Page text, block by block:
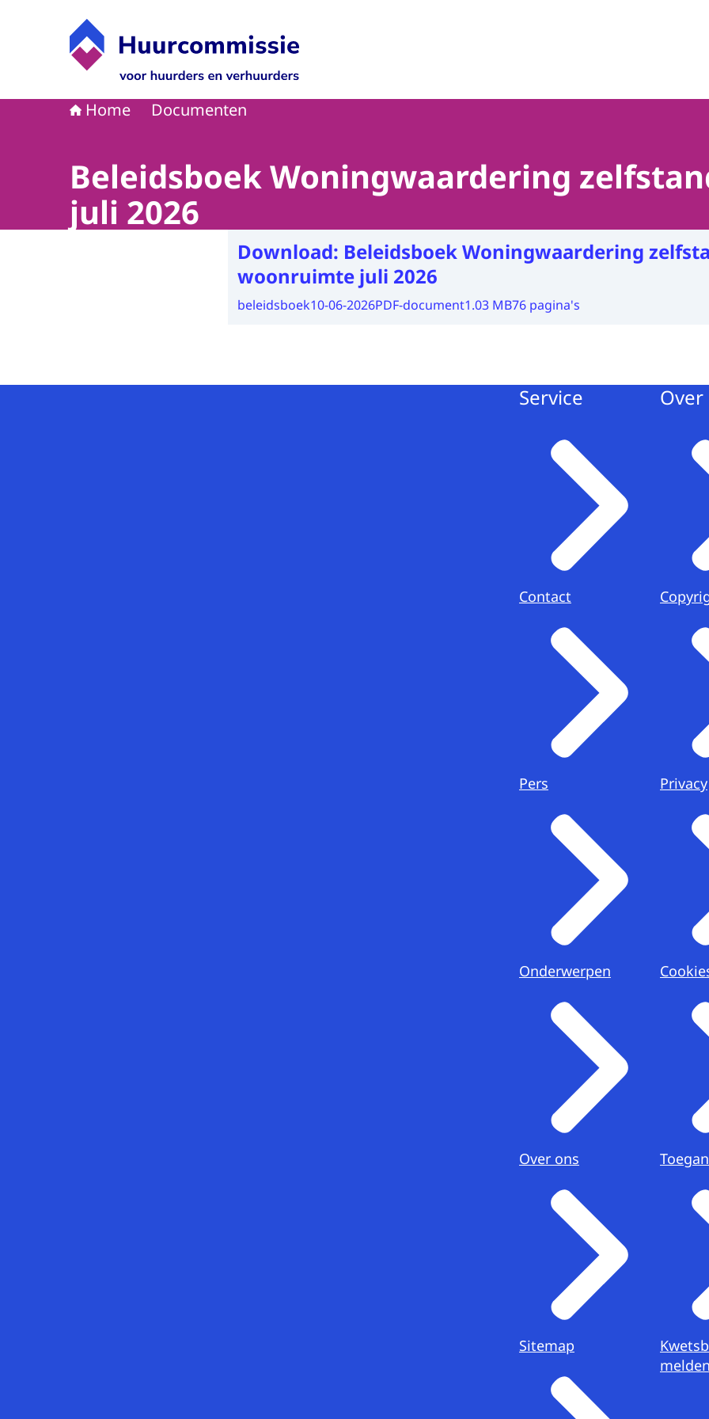
Home Documenten
Beleidsboek Woningwaardering
juli 2026
Download: Beleidsboek Woningwaardering
woonruimte juli 2026
beleidsboek10-06-2026PDF-document1.03 MB76 pagina's
Service
Contact
Pers
Onderwerpen
Over ons
Sitemap
Privacy